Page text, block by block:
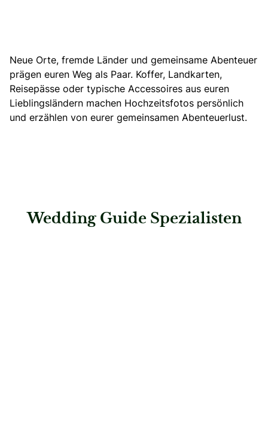
Neue Orte, fremde Länder und gemeinsame Abenteuer
prägen euren Weg als Paar. Koffer, Landkarten,
Reisepässe oder typische Accessoires aus euren
Lieblingsländern machen Hochzeitsfotos persönlich
und erzählen von eurer gemeinsamen Abenteuerlust.
Wedding Guide Spezialisten